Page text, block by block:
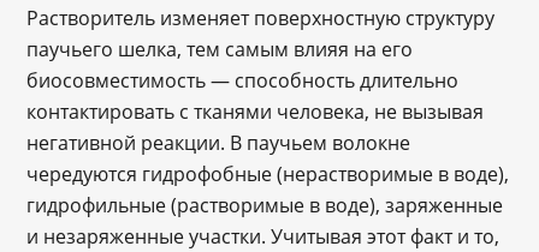
Растворитель изменяет поверхностную структуру
паучьего шелка, тем самым влияя на его
биосовместимость — способность длительно
контактировать с тканями человека, не вызывая
негативной реакции. В паучьем волокне
чередуются гидрофобные (нерастворимые в воде),
гидрофильные (растворимые в воде), заряженные
и незаряженные участки. Учитывая этот факт и то,